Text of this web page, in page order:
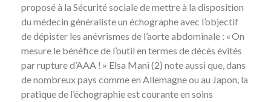
proposé à la Sécurité sociale de mettre à la disposition
du médecin généraliste un échographe avec l’objectif
de dépister les anévrismes de l’aorte abdominale : « On
mesure le bénéfice de l’outil en termes de décès évités
par rupture d’AAA ! » Elsa Mani (2) note aussi que, dans
de nombreux pays comme en Allemagne ou au Japon, la
pratique de l’échographie est courante en soins